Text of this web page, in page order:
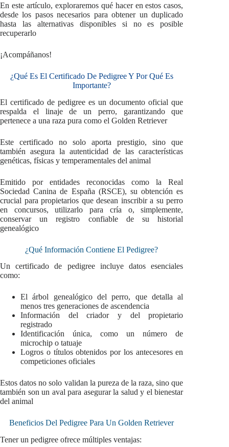
En este artículo, exploraremos qué hacer en estos casos,
desde los pasos necesarios para obtener un duplicado
hasta las alternativas disponibles si no es posible
recuperarlo
¡Acompáñanos!
¿Qué Es El Certificado De Pedigree Y Por Qué Es
Importante?
El certificado de pedigree es un documento oficial que
respalda el linaje de un perro, garantizando que
pertenece a una raza pura como el Golden Retriever
Este certificado no solo aporta prestigio, sino que
también asegura la autenticidad de las características
genéticas, físicas y temperamentales del animal
Emitido por entidades reconocidas como la Real
Sociedad Canina de España (RSCE), su obtención es
crucial para propietarios que desean inscribir a su perro
en concursos, utilizarlo para cría o, simplemente,
conservar un registro confiable de su historial
genealógico
¿Qué Información Contiene El Pedigree?
Un certificado de pedigree incluye datos esenciales
como:
El árbol genealógico del perro, que detalla al
menos tres generaciones de ascendencia
Información del criador y del propietario
registrado
Identificación única, como un número de
microchip o tatuaje
Logros o títulos obtenidos por los antecesores en
competiciones oficiales
Estos datos no solo validan la pureza de la raza, sino que
también son un aval para asegurar la salud y el bienestar
del animal
Beneficios Del Pedigree Para Un Golden Retriever
Tener un pedigree ofrece múltiples ventajas: